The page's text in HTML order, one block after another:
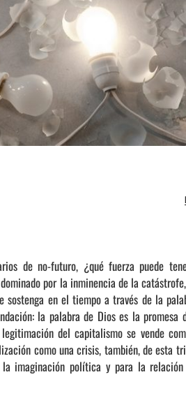
de no-futuro, ¿qué fuerza puede
por la inminencia de la
en el tiempo a través de la
la palabra de Dios es la promesa
del capitalismo se vende
como una crisis, también, de esta
imaginación política y para la